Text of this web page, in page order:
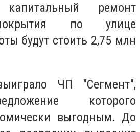
ремонт
по улице
будут стоить 2,75 млн
ЧП "Сегмент",
которого
выгодным. До